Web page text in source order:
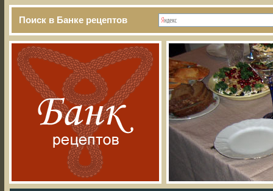
Поиск в Банке рецептов